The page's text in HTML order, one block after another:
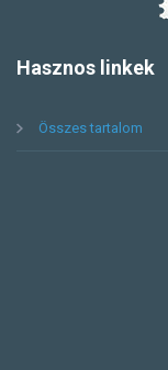
Hasznos linkek
Összes tartalom